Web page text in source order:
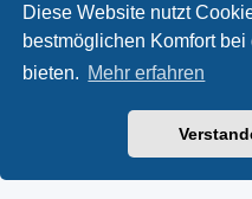
Diese Website nutzt
bestmöglichen Komfort bei
bieten. Mehr erfahren